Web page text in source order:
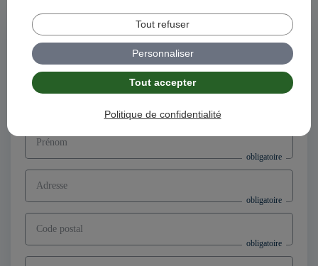
Tout accepter
Tout refuser
Personnaliser
Politique de confidentialité
Postuler à l'offre
Directeur d’agence franchisé F/H,
secteur Revin (08)
Prénom
Adresse
Code postal